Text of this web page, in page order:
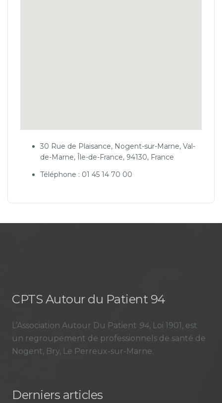
30 Rue de Plaisance, Nogent-sur-Marne, Val-
de-Marne, Île-de-France, 94130, France
Téléphone : 01 45 14 70 00
CPTS Autour du Patient 94
L’Association Autour Du Patient 94, Loi 1901, est
un regroupement de professionnels de santé de
Nogent, Bry, Le Perreux-sur-Marne.
Derniers articles